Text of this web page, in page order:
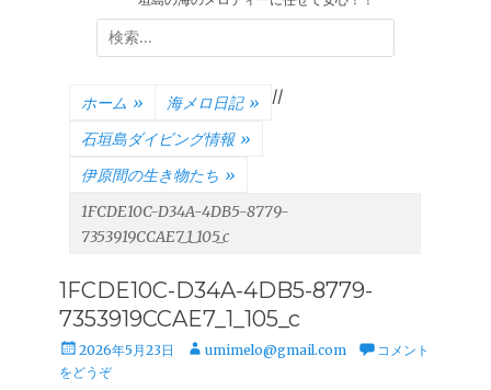
検
索:
ホーム » 海メロ日記 » /
石垣島ダイビング情報 »
/
伊原間の生き物たち »
1FCDE10C-D34A-4DB5-8779-
7353919CCAE7_1_105_c
1FCDE10C-D34A-4DB5-8779-
7353919CCAE7_1_105_c
投
稿
2026年5月23日
投 umimelo@gmail.com
コメント
をどうぞ